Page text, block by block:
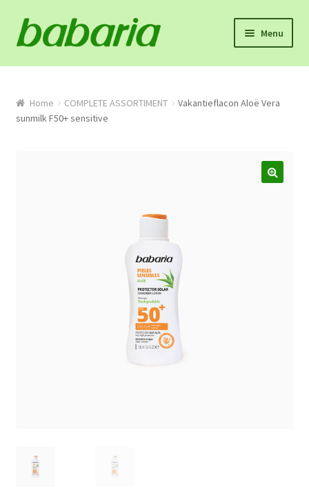
Skip
to
Skip
to
Menu
Home
Winkel
Home COMPLETE ASSORTIMENT
Vakantieflacon Aloë Vera
sunmilk F50+ sensitive